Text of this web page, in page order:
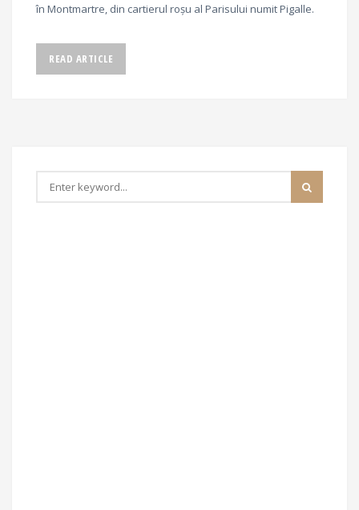
în Montmartre, din cartierul roșu al Parisului numit Pigalle.
READ ARTICLE